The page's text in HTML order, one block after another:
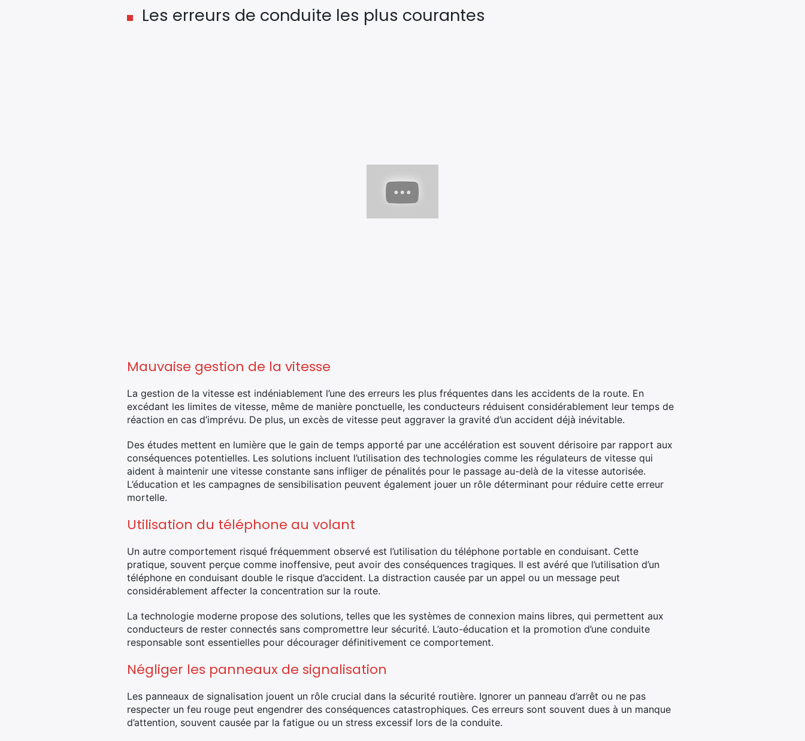
Les erreurs de conduite les plus courantes
Mauvaise gestion de la vitesse
La gestion de la vitesse est indéniablement l’une des erreurs les plus fréquentes dans les accidents de la route. En
excédant les limites de vitesse, même de manière ponctuelle, les conducteurs réduisent considérablement leur temps de
réaction en cas d’imprévu. De plus, un excès de vitesse peut aggraver la gravité d’un accident déjà inévitable.
Des études mettent en lumière que le gain de temps apporté par une accélération est souvent dérisoire par rapport aux
conséquences potentielles. Les solutions incluent l’utilisation des technologies comme les régulateurs de vitesse qui
aident à maintenir une vitesse constante sans infliger de pénalités pour le passage au-delà de la vitesse autorisée.
L’éducation et les campagnes de sensibilisation peuvent également jouer un rôle déterminant pour réduire cette erreur
mortelle.
Utilisation du téléphone au volant
Un autre comportement risqué fréquemment observé est l’utilisation du téléphone portable en conduisant. Cette
pratique, souvent perçue comme inoffensive, peut avoir des conséquences tragiques. Il est avéré que l’utilisation d’un
téléphone en conduisant double le risque d’accident. La distraction causée par un appel ou un message peut
considérablement affecter la concentration sur la route.
La technologie moderne propose des solutions, telles que les systèmes de connexion mains libres, qui permettent aux
conducteurs de rester connectés sans compromettre leur sécurité. L’auto-éducation et la promotion d’une conduite
responsable sont essentielles pour décourager définitivement ce comportement.
Négliger les panneaux de signalisation
Les panneaux de signalisation jouent un rôle crucial dans la sécurité routière. Ignorer un panneau d’arrêt ou ne pas
respecter un feu rouge peut engendrer des conséquences catastrophiques. Ces erreurs sont souvent dues à un manque
d’attention, souvent causée par la fatigue ou un stress excessif lors de la conduite.